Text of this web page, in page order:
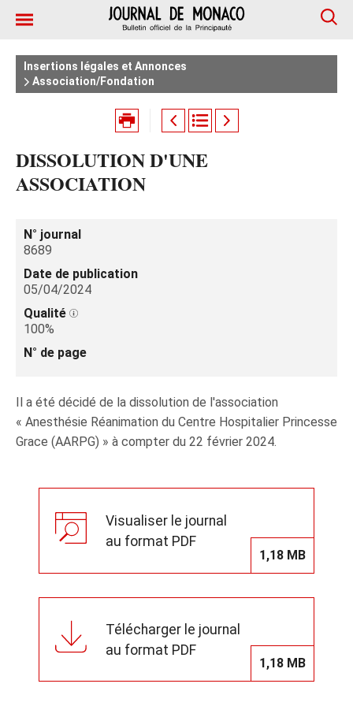
Insertions légales et Annonces
Association/Fondation
DISSOLUTION D'UNE
ASSOCIATION
N° journal
8689
Date de publication
05/04/2024
Qualité
100%
N° de page
Il a été décidé de la dissolution de l'association
« Anesthésie Réanimation du Centre Hospitalier Princesse
Grace (AARPG) » à compter du 22 février 2024.
Visualiser le journal
au format PDF
1,18 MB
Télécharger le journal
au format PDF
1,18 MB